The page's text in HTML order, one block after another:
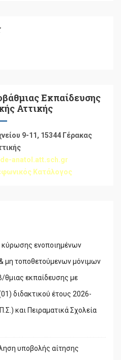
Εκπαίδευσης
Αττικής
9-11, 15344 Γέρακας
anatol.att.sch.gr
Κατάλογος
ενοποιημένων
μη τοποθετούμενων μόνιμων
θμιας εκπαίδευσης με
διδακτικού έτους 2026-
και Πειραματικά Σχολεία
υποβολής αίτησης